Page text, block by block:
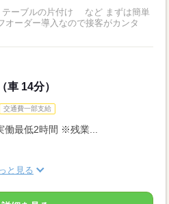
テーブルの片付け など まずは簡単
車 14分）
交通費一部支給
最低2時間 ※残業...
と見る